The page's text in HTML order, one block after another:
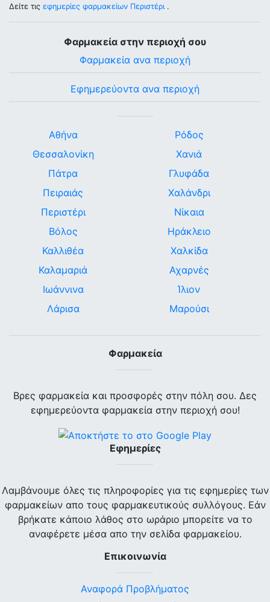
Δείτε τις εφημερίες φαρμακείων Περιστέρι.
Φαρμακεία στην περιοχή σου
Φαρμακεία ανα περιοχή
Εφημερεύοντα ανα περιοχή
Αθήνα
Θεσσαλονίκη
Πάτρα
Πειραιάς
Περιστέρι
Βόλος
Καλλιθέα
Καλαμαριά
Ιωάννινα
Λάρισα
Ρόδος
Χανιά
Γλυφάδα
Χαλάνδρι
Νίκαια
Ηράκλειο
Χαλκίδα
Αχαρνές
Ίλιον
Μαρούσι
Φαρμακεία
Βρες φαρμακεία και προσφορές στην πόλη σου. Δες
εφημερεύοντα φαρμακεία στην περιοχή σου!
Εφημερίες
Λαμβάνουμε όλες τις πληροφορίες για τις εφημερίες των
φαρμακείων απο τους φαρμακευτικούς συλλόγους. Εάν
βρήκατε κάποιο λάθος στο ωράριο μπορείτε να το
αναφέρετε μέσα απο την σελίδα φαρμακείου.
Επικοινωνία
Αναφορά Προβλήματος